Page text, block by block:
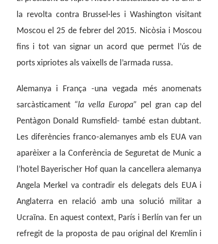
la revolta contra Brussel·les i Washington visitant
Moscou el 25 de febrer del 2015. Nicòsia i Moscou
fins i tot van signar un acord que permet l’ús de
ports xipriotes als vaixells de l’armada russa.
Alemanya i França -una vegada més anomenats
sarcàsticament “la vella Europa” pel gran cap del
Pentàgon Donald Rumsfield- també estan dubtant.
Les diferències franco-alemanyes amb els EUA van
aparèixer a la Conferència de Seguretat de Munic a
l’hotel Bayerischer Hof quan la cancellera alemanya
Angela Merkel va contradir els delegats dels EUA i
Anglaterra en relació amb una solució militar a
Ucraïna. En aquest context, París i Berlín van fer un
refregit de la proposta de pau original del Kremlin i